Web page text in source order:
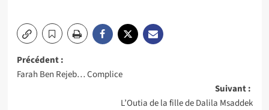
Navigation
d’article
Précédent :
Farah Ben Rejeb… Complice
Suivant :
L’Outia de la fille de Dalila Msaddek